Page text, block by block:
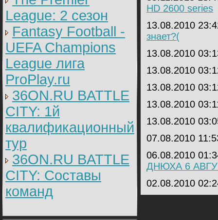
League: 2 cезон
Fantasy Football -
UEFA Champions
League лига
ProPlay.ru
36ON.RU BATTLE
CITY: 1й
квалификационный
тур
36ON.RU BATTLE
CITY: Составы
команд
HD 2600 series
13.08.2010
знает?(
13.08.2010
13.08.2010
13.08.2010
13.08.2010
13.08.2010
07.08.2010
06.08.2010
ДНЮХА 6
02.08.2010